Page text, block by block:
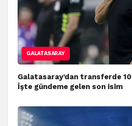
GALATASARAY
Galatasaray’dan transferde
İşte gündeme gelen son isim